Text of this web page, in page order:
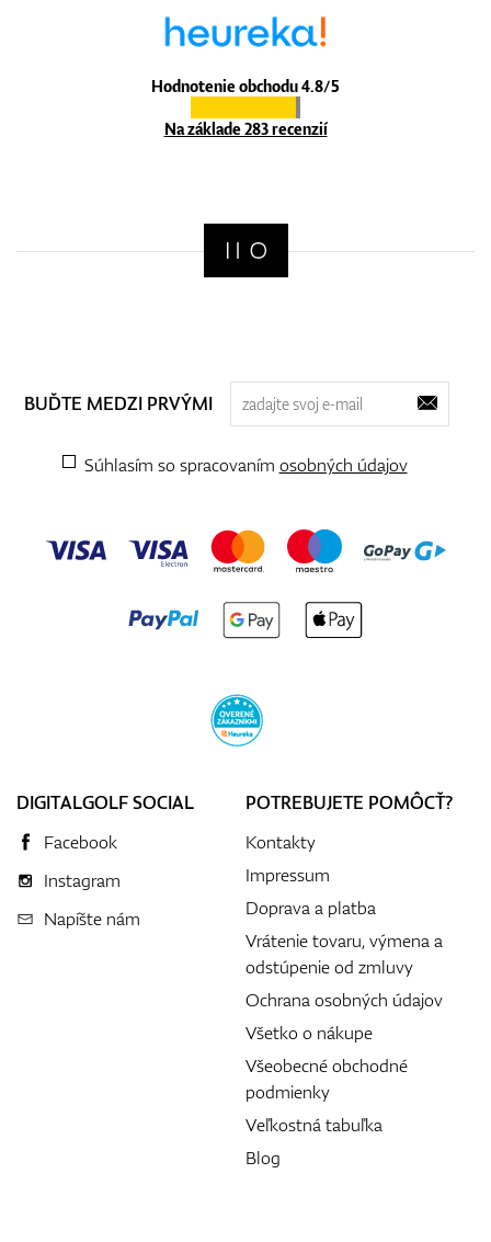
Hodnotenie obchodu 4.8/5
Na základe 283 recenzií
BUĎTE MEDZI PRVÝMI
Súhlasím so spracovaním osobných údajov
DIGITALGOLF SOCIAL
Facebook
Instagram
Napíšte nám
POTREBUJETE POMÔCŤ?
Kontakty
Impressum
Doprava a platba
Vrátenie tovaru, výmena a
odstúpenie od zmluvy
Ochrana osobných údajov
Všetko o nákupe
Všeobecné obchodné
podmienky
Veľkostná tabuľka
Blog